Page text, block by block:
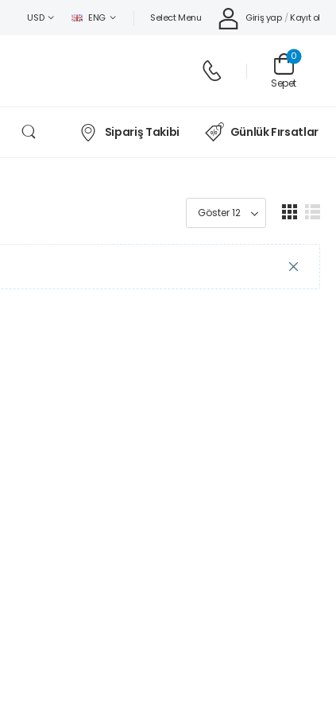
USD ENG Select Menu Giriş yap / Kayıt ol
Sepet
0
Sipariş Takibi Günlük Fırsatlar